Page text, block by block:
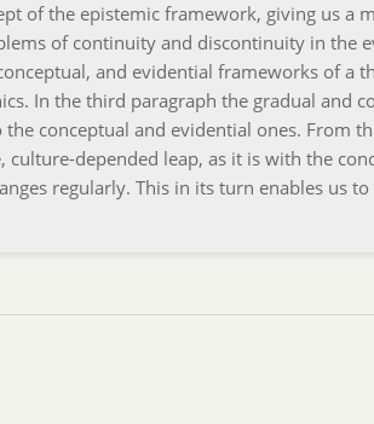
of the epistemic framework, giving us a
of continuity and discontinuity in the
and evidential frameworks of a
In the third paragraph the gradual and
conceptual and evidential ones. From
depended leap, as it is with the
regularly. This in its turn enables us